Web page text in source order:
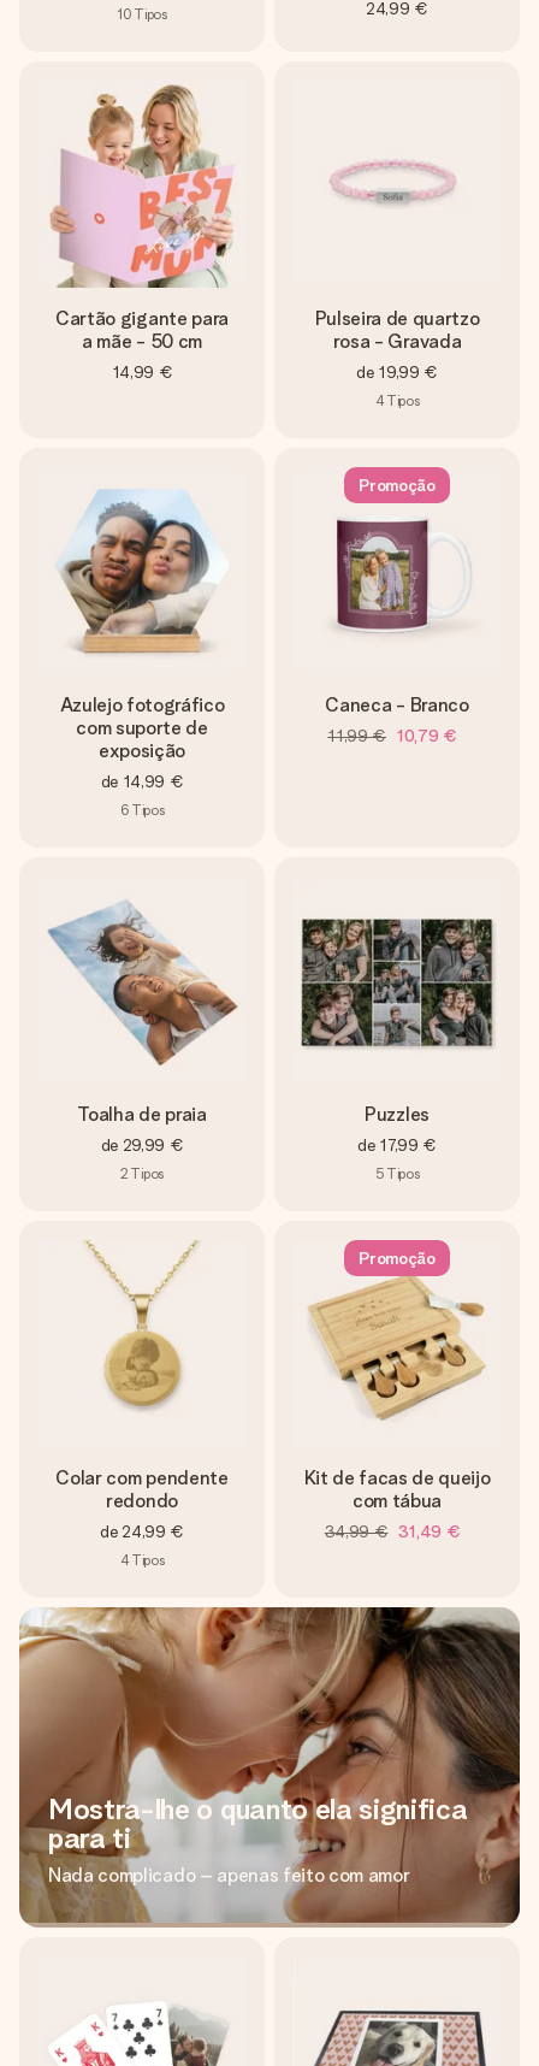
10 Tipos 24,99 €
Cartão gigante para
a mãe - 50 cm
14,99 €
Pulseira de quartzo
rosa - Gravada
de 19,99 €
4Tipos
Azulejo fotográfico
com suporte de
exposição
de 14,99 €
6 Tipos
Promoção
Caneca - Branco
11,99 € 10,79 €
Toalha de praia
de 29,99 €
2 Tipos
Puzzles
de 17,99 €
5 Tipos
Colar com pendente
redondo
de 24,99 €
4Tipos
Promoção
Kit de facas de queijo
com tábua
34,99 € 31,49 €
Mostra-lhe o quanto ela significa
para ti
Nada complicado – apenas feito com amor